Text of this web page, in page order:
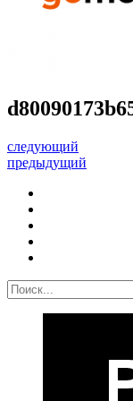
следующий
предыдущий